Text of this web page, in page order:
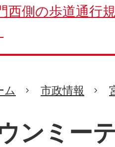
西側の歩道通行
ム 市政情報
ンミー